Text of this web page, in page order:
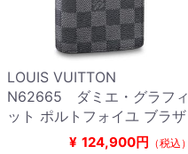
LOUIS VUITTON
N62665 ダミエ・グラフィ
ット ポルトフォイユ ブラザ
¥ 124,900円 （税込）